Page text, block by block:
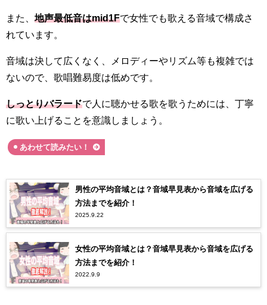
また、 地声最低音はmid1Fで女性でも歌える音域で構成さ
れています。
音域は決して広くなく、メロディーやリズム等も複雑では
ないので、歌唱難易度は低めです。
しっとりバラードで人に聴かせる歌を歌うためには、丁寧
に歌い上げることを意識しましょう。
あわせて読みたい！
男性の平均音域とは？音域早見表から音域を広げる
方法までを紹介！
2025.9.22
女性の平均音域とは？音域早見表から音域を広げる
方法までを紹介！
2022.9.9